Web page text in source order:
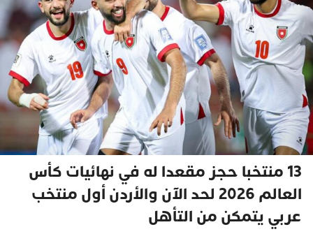
13 منتخبا حجز مقعدا له في نهائيات كأس
العالم 2026 لحد الآن والأردن أول منتخب
عربي يتمكن من التأهل